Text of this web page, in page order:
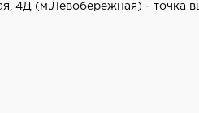
4Д (м.Левобережная) - точка